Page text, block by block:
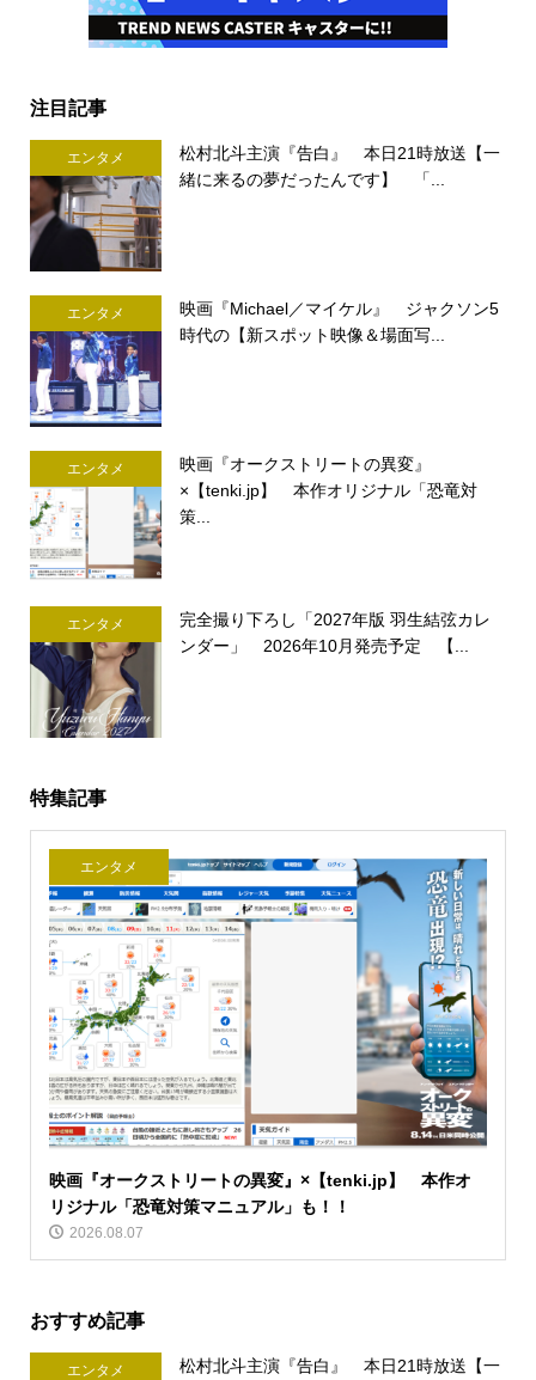
注目記事
エンタメ
松村北斗主演『告白』 本日21時放送【一
緒に来るの夢だったんです】 「...
エンタメ
映画『Michael／マイケル』 ジャクソン5
時代の【新スポット映像＆場面写...
エンタメ
映画『オークストリートの異変』
×【tenki.jp】 本作オリジナル「恐竜対
策...
エンタメ
完全撮り下ろし「2027年版 羽生結弦カレ
ンダー」 2026年10月発売予定 【...
特集記事
エンタメ
映画『オークストリートの異変』×【tenki.jp】 本作オ
リジナル「恐竜対策マニュアル」も！！
2026.08.07
おすすめ記事
エンタメ
松村北斗主演『告白』 本日21時放送【一